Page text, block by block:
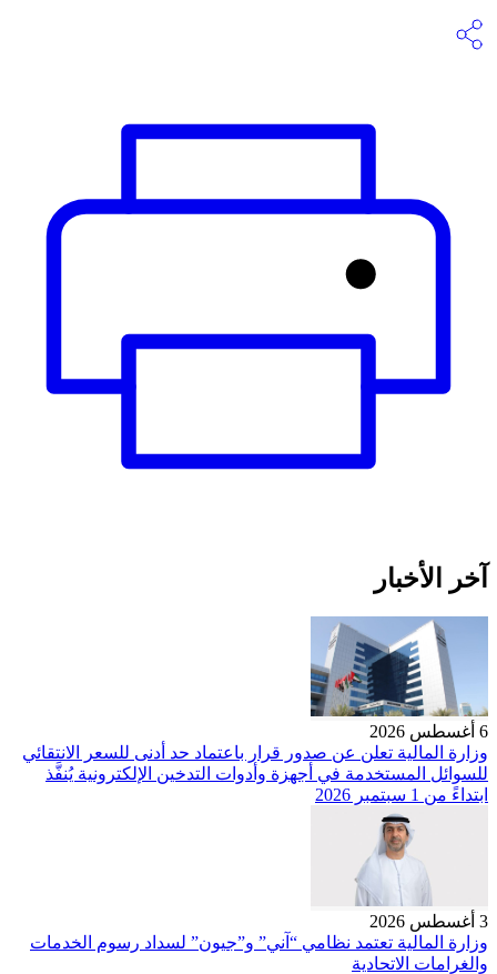
آخر الأخبار
6 أغسطس 2026
وزارة المالية تعلن عن صدور قرار باعتماد حد أدنى للسعر الانتقائي
للسوائل المستخدمة في أجهزة وأدوات التدخين الإلكترونية يُنفَّذ
ابتداءً من 1 سبتمبر 2026
3 أغسطس 2026
وزارة المالية تعتمد نظامي “آني” و”جيون” لسداد رسوم الخدمات
والغرامات الاتحادية